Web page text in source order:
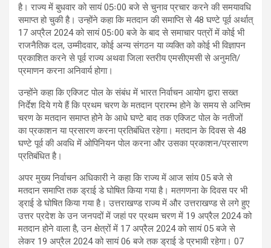
है। राज्य में बुधवार को सायं 05ः00 बजे से चुनाव प्रचार करने की समयावधि
समाप्त हो चुकी है। उन्होंने कहा कि मतदान की समाप्ति से 48 घण्टे पूर्व अर्थात्
17 अप्रैल 2024 को सायं 05ः00 बजे के बाद से समाचार पत्रों में कोई भी
राजनैतिक दल, उम्मीदवार, कोई अन्य संगठन या व्यक्ति को कोई भी विज्ञापन
प्रकाशित करने से पूर्व राज्य अथवा जिला स्तरीय एमसीएमसी से अनुमति/
प्रमाणन करना अनिवार्य होगा।
उन्होंने कहा कि एक्जिट पोल के संबंध में भारत निर्वाचन आयोग द्वारा सख्त
निर्देश दिये गये हैं कि प्रथम चरण के मतदान प्रारम्भ होने के समय से अन्तिम
चरण के मतदान समाप्त होने के आधे घण्टे बाद तक एक्जिट पोल के नतीजों
का प्रकाशन या प्रसारण करना प्रतिबंधित रहेगा। मतदान के दिवस से 48
घण्टे पूर्व की अवधि में ओपिनियन पोल करना और उसका प्रकाशन/प्रसारण
प्रतिबंधित है।
अपर मुख्य निर्वाचन अधिकारी ने कहा कि राज्य में आज सांय 05 बजे से
मतदान समाप्ति तक ड्राई डे घोषित किया गया है। मतगणना के दिवस पर भी
ड्राई डे घोषित किया गया है। उत्तराखण्ड राज्य में और उत्तराखण्ड से लगे हुए
उत्तर प्रदेश के उन जनपदों में जहां पर प्रथम चरण में 19 अप्रैल 2024 को
मतदान होने वाला है, उन क्षेत्रों में 17 अप्रैल 2024 को सायं 05 बजे से
लेकर 19 अप्रैल 2024 को सायं 06 बजे तक ड्राई डे प्रभावी रहेगा। 07